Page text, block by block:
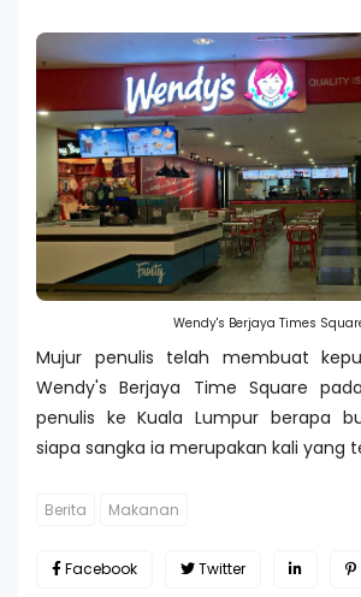
Wendy's Berjaya Times
Mujur penulis telah membuat
Wendy's Berjaya Time Square
penulis ke Kuala Lumpur berapa
siapa sangka ia merupakan kali yang
Berita Makanan
Facebook Twitter